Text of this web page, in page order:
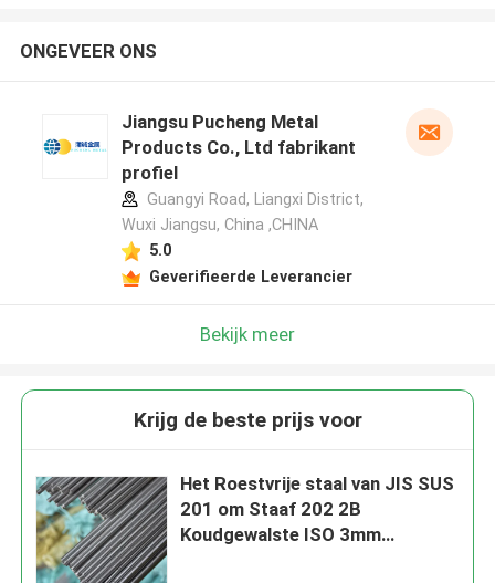
ONGEVEER ONS
Jiangsu Pucheng Metal
Products Co., Ltd fabrikant
profiel
Guangyi Road, Liangxi District,
Wuxi Jiangsu, China ,CHINA
5.0
Geverifieerde Leverancier
Bekijk meer
Krijg de beste prijs voor
Het Roestvrije staal van JIS SUS
201 om Staaf 202 2B
Koudgewalste ISO 3mm